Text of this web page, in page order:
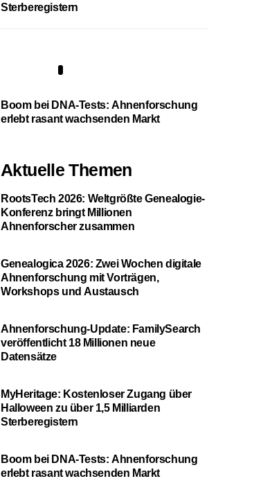
Sterberegistern
Boom bei DNA-Tests: Ahnenforschung
erlebt rasant wachsenden Markt
Aktuelle Themen
RootsTech 2026: Weltgrößte Genealogie-
Konferenz bringt Millionen
Ahnenforscher zusammen
Genealogica 2026: Zwei Wochen digitale
Ahnenforschung mit Vorträgen,
Workshops und Austausch
Ahnenforschung-Update: FamilySearch
veröffentlicht 18 Millionen neue
Datensätze
MyHeritage: Kostenloser Zugang über
Halloween zu über 1,5 Milliarden
Sterberegistern
Boom bei DNA-Tests: Ahnenforschung
erlebt rasant wachsenden Markt